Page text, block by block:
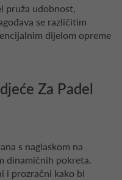
pruža udobnost,
se različitim
dijelom opreme
Za Padel
s naglaskom na
dinamičnih pokreta.
i prozračni kako bi